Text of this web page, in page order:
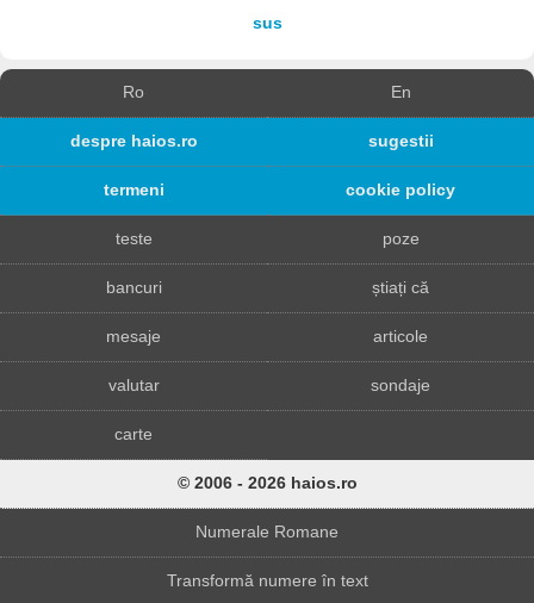
sus
Ro En
despre haios.ro sugestii
termeni cookie policy
teste poze
bancuri știați că
mesaje articole
valutar sondaje
carte
© 2006 - 2026 haios.ro
Numerale Romane
Transformă numere în text